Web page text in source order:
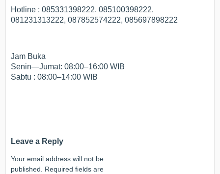
Hotline : 085331398222, 085100398222,
081231313222, 087852574222, 085697898222
Jam Buka
Senin—Jumat: 08:00–16:00 WIB
Sabtu : 08:00–14:00 WIB
Leave a Reply
Your email address will not be
published. Required fields are